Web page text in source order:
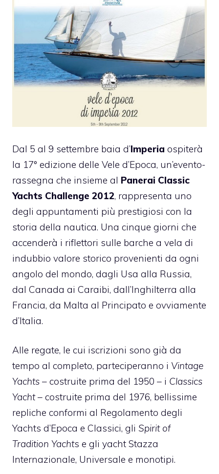
Dal 5 al 9 settembre baia d’Imperia ospiterà
la 17° edizione delle Vele d’Epoca, un’evento-
rassegna che insieme al Panerai Classic
Yachts Challenge 2012, rappresenta uno
degli appuntamenti più prestigiosi con la
storia della nautica. Una cinque giorni che
accenderà i riflettori sulle barche a vela di
indubbio valore storico provenienti da ogni
angolo del mondo, dagli Usa alla Russia,
dal Canada ai Caraibi, dall’Inghilterra alla
Francia, da Malta al Principato e ovviamente
d’Italia.
Alle regate, le cui iscrizioni sono già da
tempo al completo, parteciperanno i Vintage
Yachts – costruite prima del 1950 – i Classics
Yacht– costruite prima del 1976, bellissime
repliche conformi al Regolamento degli
Yachts d’Epoca e Classici, gli Spirit of
Tradition Yachts e gli yacht Stazza
Internazionale, Universale e monotipi.